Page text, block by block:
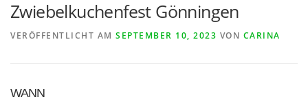
Zwiebelkuchenfest Gönningen
VERÖFFENTLICHT AM SEPTEMBER 10, 2023 VON CARINA
WANN